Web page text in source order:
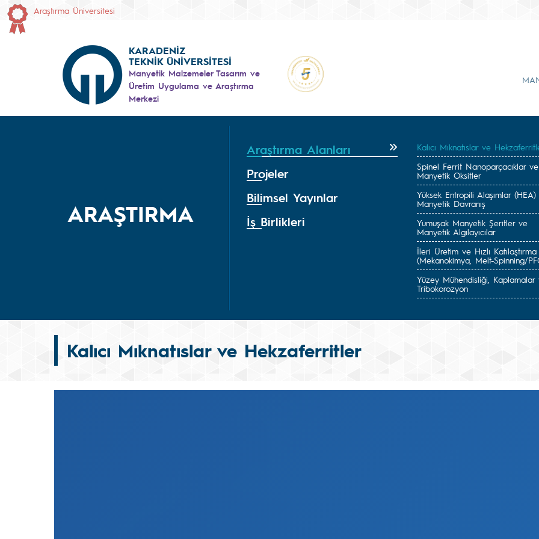
Araştırma Üniversitesi
KARADENİZ
TEKNİK ÜNİVERSİTESİ
Manyetik Malzemeler Tasarım ve
Üretim Uygulama ve Araştırma
Merkezi
ARAŞTIRMA
Araştırma Alanları
Projeler
Bilimsel Yayınlar
İş Birlikleri
Kalıcı Mıknatıslar ve
Spinel Ferrit Nanoparçacıklar ve
Manyetik Oksitler
Yüksek Entropili Alaşımlar
Manyetik Davranış
Yumuşak Manyetik Şeritler ve
Manyetik Algılayıcılar
İleri Üretim ve Hızlı Katılaştırma
(Mekanokimya, Melt-Spinning/
Yüzey Mühendisliği, Kaplamalar
Tribokorozyon
Kalıcı Mıknatıslar ve Hekzaferritler